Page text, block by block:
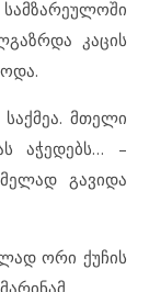
კაცის
მთელი
აჭედებს… –
გავიდა
ორი ქუჩის